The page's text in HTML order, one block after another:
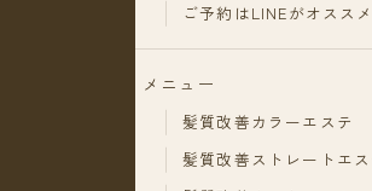
ご予約はLINEがオススメ
メニュー
髪質改善カラーエステ
髪質改善ストレートエス